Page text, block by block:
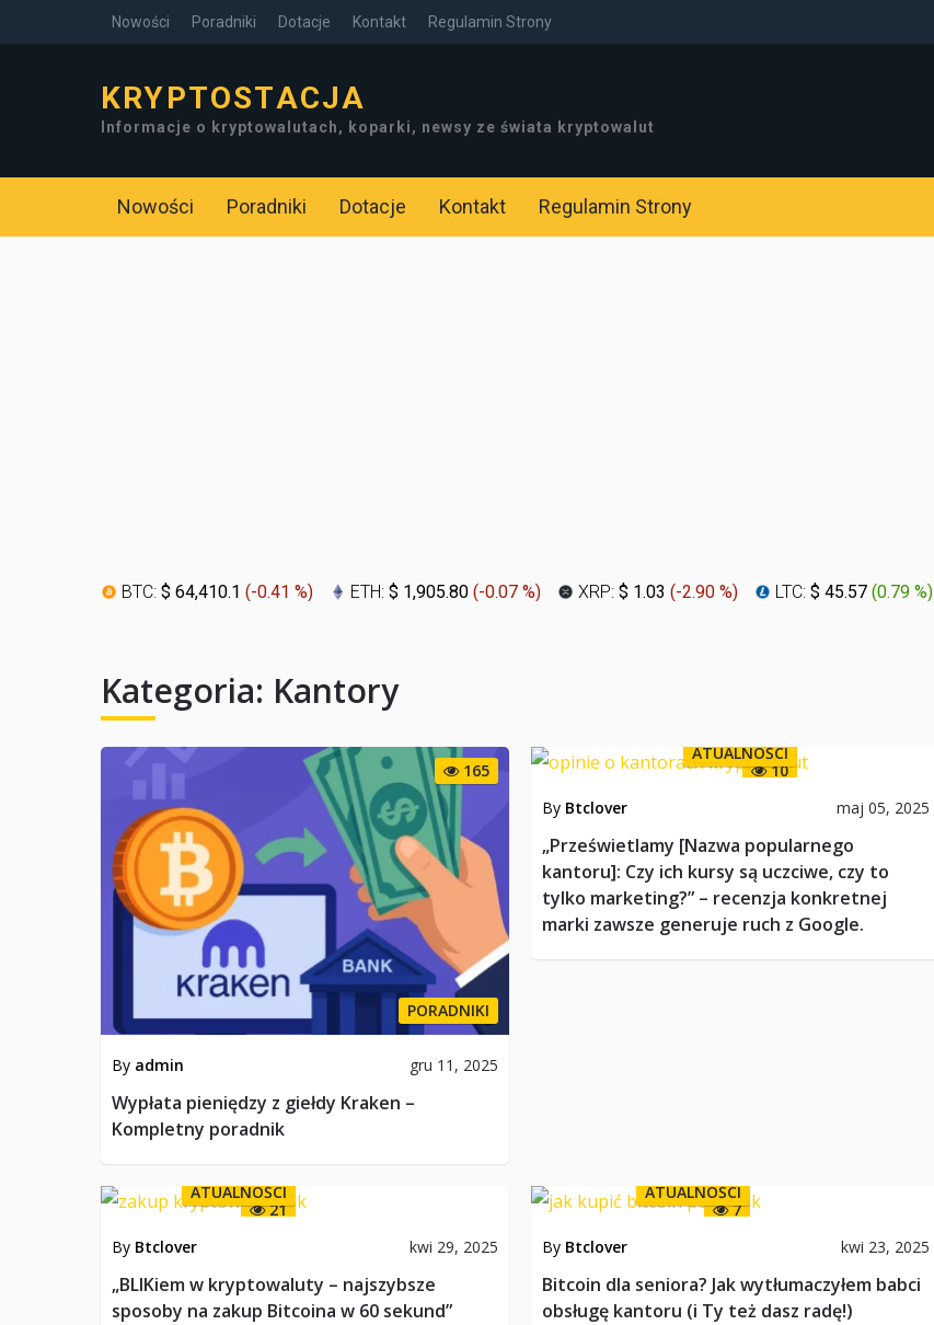
Nowości Poradniki Dotacje Kontakt Regulamin Strony
KRYPTOSTACJA
Informacje o kryptowalutach, koparki, newsy ze świata kryptowalut
Nowości Poradniki Dotacje Kontakt Regulamin Strony
BTC: $ 64,410.1 (-0.41 %) ETH: $ 1,905.80 (-0.07 %) XRP: $ 1.03 (-2.90 %) LTC: $ 45.57 (0.79 %)
Kategoria: Kantory
165
PORADNIKI
By admin gru 11, 2025
Wypłata pieniędzy z giełdy Kraken –
Kompletny poradnik
10
ATUALNOŚCI
By Btclover maj 05, 2025
„Prześwietlamy [Nazwa popularnego
kantoru]: Czy ich kursy są uczciwe, czy to
tylko marketing?” – recenzja konkretnej
marki zawsze generuje ruch z Google.
21
ATUALNOŚCI
By Btclover kwi 29, 2025
„BLIKiem w kryptowaluty – najszybsze
sposoby na zakup Bitcoina w 60 sekund”
7
ATUALNOŚCI
By Btclover kwi 23, 2025
Bitcoin dla seniora? Jak wytłumaczyłem babci
obsługę kantoru (i Ty też dasz radę!)